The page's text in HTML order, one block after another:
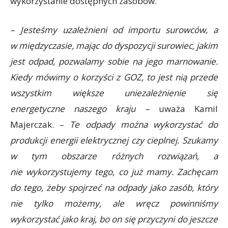
– Jesteśmy uzależnieni od importu surowców, a
w międzyczasie, mając do dyspozycji surowiec, jakim
jest odpad, pozwalamy sobie na jego marnowanie.
Kiedy mówimy o korzyści z GOZ, to jest nią przede
wszystkim większe uniezależnienie się
energetyczne naszego kraju –uważa Kamil
Majerczak. –
Te odpady można wykorzystać do
produkcji energii elektrycznej czy cieplnej. Szukamy
w tym obszarze różnych rozwiązań, a
nie wykorzystujemy tego, co już mamy. Zachęcam
do tego, żeby spojrzeć na odpady jako zasób, który
nie tylko możemy, ale wręcz powinniśmy
wykorzystać jako kraj, bo on się przyczyni do jeszcze